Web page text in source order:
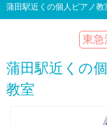
蒲田駅近くの個人ピアノ
東急
蒲田駅近くの
教室